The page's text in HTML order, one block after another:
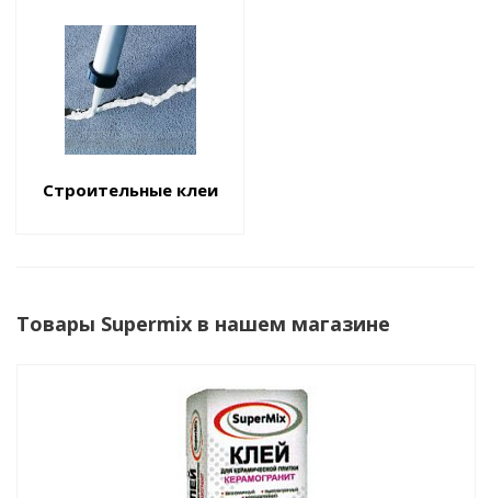
Строительные клеи
Товары Supermix в нашем магазине